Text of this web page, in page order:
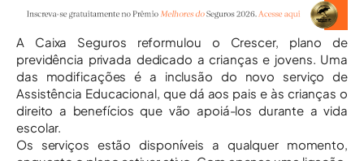
A Caixa Seguros reformulou o Crescer, plano de
previdência privada dedicado a crianças e jovens. Uma
das modificações é a inclusão do novo serviço de
Assistência Educacional, que dá aos pais e às crianças o
direito a benefícios que vão apoiá-los durante a vida
escolar.
Os serviços estão disponíveis a qualquer momento,